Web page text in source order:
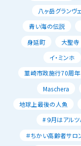
八ヶ岳グランヴ
青い海の伝説
身延町
大聖寺
イ・ミンホ
韮崎市政施行70周年
Maschera
地球上最後の人魚
#９月はアル
＃ちかい高齢者サロ